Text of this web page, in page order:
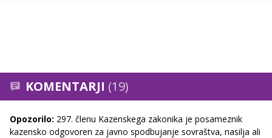
KOMENTARJI (19)
Opozorilo: 297. členu Kazenskega zakonika je posameznik
kazensko odgovoren za javno spodbujanje sovraštva, nasilja ali